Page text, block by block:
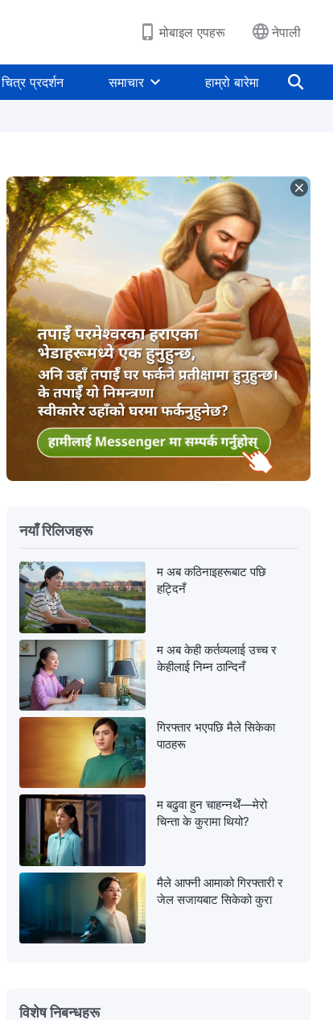
मोबाइल एपहरू नेपाली
चित्र प्रदर्शन समाचार हाम्रो बारेमा
नयाँ रिलिजहरू
म अब कठिनाइहरूबाट पछि
हट्दिनँ
म अब केही कर्तव्यलाई उच्च र
केहीलाई निम्न ठान्दिनँ
गिरफ्तार भएपछि मैले सिकेका
पाठहरू
म बढुवा हुन चाहन्नथेँ—मेरो
चिन्ता के कुरामा थियो?
मैले आफ्नी आमाको गिरफ्तारी र
जेल सजायबाट सिकेको कुरा
विशेष निबन्धहरू